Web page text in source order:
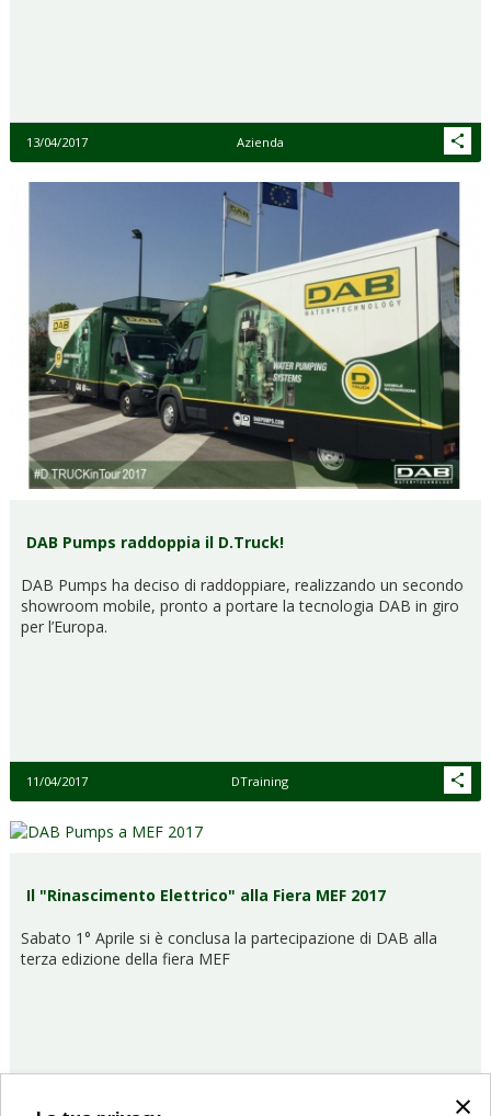
×
13/04/2017 Azienda
DAB Pumps raddoppia il D.Truck!
DAB Pumps ha deciso di raddoppiare, realizzando un secondo
showroom mobile, pronto a portare la tecnologia DAB in giro
per l’Europa.
11/04/2017 DTraining
Il "Rinascimento Elettrico" alla Fiera MEF 2017
Sabato 1° Aprile si è conclusa la partecipazione di DAB alla
terza edizione della fiera MEF